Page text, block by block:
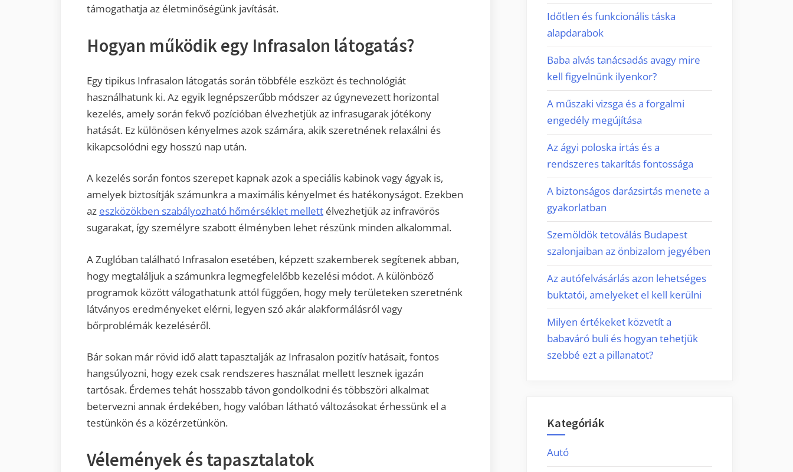
támogathatja az életminőségünk javítását.
Hogyan működik egy Infrasalon látogatás?
Egy tipikus Infrasalon látogatás során többféle eszközt és technológiát
használhatunk ki. Az egyik legnépszerűbb módszer az úgynevezett horizontal
kezelés, amely során fekvő pozícióban élvezhetjük az infrasugarak jótékony
hatását. Ez különösen kényelmes azok számára, akik szeretnének relaxálni és
kikapcsolódni egy hosszú nap után.
A kezelés során fontos szerepet kapnak azok a speciális kabinok vagy ágyak is,
amelyek biztosítják számunkra a maximális kényelmet és hatékonyságot. Ezekben
az eszközökben szabályozható hőmérséklet mellett élvezhetjük az infravörös
sugarakat, így személyre szabott élményben lehet részünk minden alkalommal.
A Zuglóban található Infrasalon esetében, képzett szakemberek segítenek abban,
hogy megtaláljuk a számunkra legmegfelelőbb kezelési módot. A különböző
programok között válogathatunk attól függően, hogy mely területeken szeretnénk
látványos eredményeket elérni, legyen szó akár alakformálásról vagy
bőrproblémák kezeléséről.
Bár sokan már rövid idő alatt tapasztalják az Infrasalon pozitív hatásait, fontos
hangsúlyozni, hogy ezek csak rendszeres használat mellett lesznek igazán
tartósak. Érdemes tehát hosszabb távon gondolkodni és többszöri alkalmat
betervezni annak érdekében, hogy valóban látható változásokat érhessünk el a
testünkön és a közérzetünkön.
Vélemények és tapasztalatok
Időtlen és funkcionális táska
alapdarabok
Baba alvás tanácsadás avagy mire
kell figyelnünk ilyenkor?
A műszaki vizsga és a forgalmi
engedély megújítása
Az ágyi poloska irtás és a
rendszeres takarítás fontossága
A biztonságos darázsirtás menete a
gyakorlatban
Szemöldök tetoválás Budapest
szalonjaiban az önbizalom jegyében
Az autófelvásárlás azon lehetséges
buktatói, amelyeket el kell kerülni
Milyen értékeket közvetít a
babaváró buli és hogyan tehetjük
szebbé ezt a pillanatot?
Kategóriák
Autó